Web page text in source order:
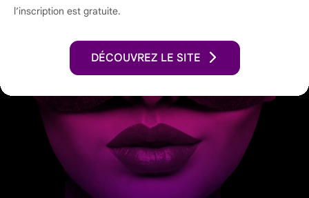
l’inscription est gratuite.
DÉCOUVREZ LE SITE